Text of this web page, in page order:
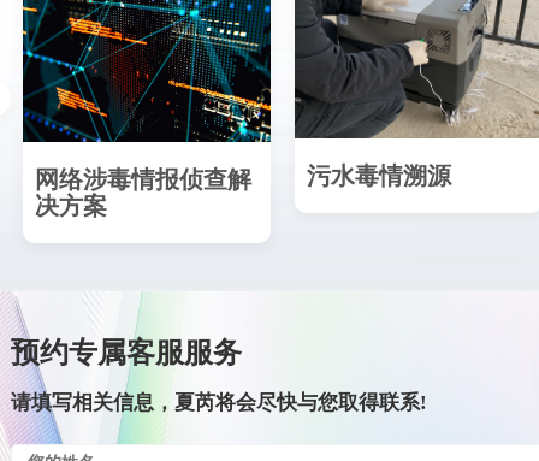
网络涉毒情报侦查解
决方案
污水毒情溯源
预约专属客服服务
请填写相关信息，夏芮将会尽快与您取得联系!